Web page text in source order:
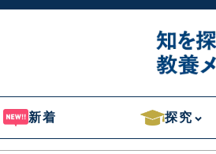
新着 探究